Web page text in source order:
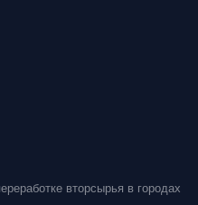
вторсырья в городах